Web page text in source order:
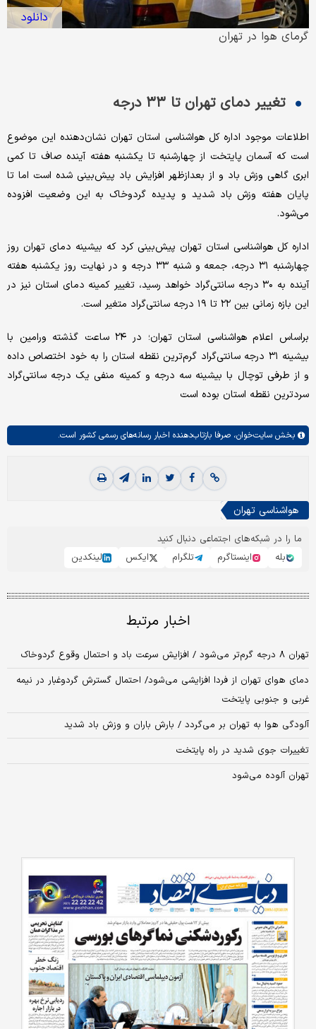
دانلود
گرمای هوا در تهران
تغییر دمای تهران تا ۳۳ درجه
اطلاعات موجود اداره کل هواشناسی استان تهران نشان‌دهنده این موضوع
است که آسمان پایتخت از چهارشنبه تا یکشنبه هفته آینده صاف تا کمی
ابری گاهی وزش باد و از بعدازظهر افزایش باد پیش‌بینی شده است اما تا
پایان هفته وزش باد شدید و پدیده گردوخاک به این وضعیت افزوده
می‌شود.
اداره کل هواشناسی استان تهران پیش‌بینی کرد که بیشینه دمای تهران روز
چهارشنبه ۳۱ درجه، جمعه و شنبه ۳۳ درجه و در نهایت روز یکشنبه هفته
آینده به ۳۰ درجه سانتی‌گراد خواهد رسید، تغییر کمینه دمای استان نیز در
این بازه زمانی بین ۲۲ تا ۱۹ درجه سانتی‌گراد متغیر است.
براساس اعلام هواشناسی استان تهران؛ در ۲۴ ساعت گذشته ورامین با
بیشینه ۳۱ درجه سانتی‌گراد گرم‌ترین نقطه استان را به خود اختصاص داده‌
و از طرفی توچال با بیشینه سه درجه و کمینه منفی یک درجه سانتی‌گراد
سردترین نقطه استان بوده است
بخش سایت‌خوان، صرفا بازتاب‌دهنده اخبار رسانه‌های رسمی کشور است.
هواشناسی تهران
ما را در شبکه‌های اجتماعی دنبال کنید
بله
اینستاگرم تلگرام ایکس لینکدین
اخبار مرتبط
تهران ۸ درجه گرم‌تر می‌شود / افزایش سرعت باد و احتمال وقوع گردوخاک
دمای هوای تهران از فردا افزایشی می‌شود/ احتمال گسترش گردوغبار در نیمه
غربی و جنوبی پایتخت
آلودگی هوا به تهران بر می‌گردد / بارش باران و وزش باد شدید
تغییرات جوی شدید در راه پایتخت
تهران آلوده می‌شود